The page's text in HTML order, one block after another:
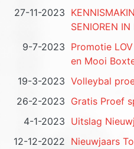
27-11-2023
SENIOREN
9-7-2023 Promotie
en Mooi
19-3-2023 Volleybal
26-2-2023 Gratis Proef
4-1-2023 Uitslag
12-12-2022 Nieuwjaars